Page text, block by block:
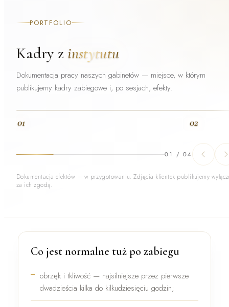
PORTFOLIO
Kadry z instytutu
Dokumentacja pracy naszych gabinetów — miejsce, w którym
publikujemy kadry zabiegowe i, po sesjach, efekty.
01 02
01 / 04
Dokumentacja efektów — w przygotowaniu. Zdjęcia klientek publikujemy
za ich zgodą.
Co jest normalne tuż po zabiegu
obrzęk i tkliwość— najsilniejsze przez pierwsze
dwadzieścia kilka do kilkudziesięciu godzin;